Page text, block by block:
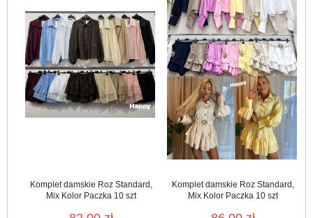
Komplet damskie Roz Standard,
Mix Kolor Paczka 10 szt
Komplet damskie Roz Standard,
Mix Kolor Paczka 10 szt